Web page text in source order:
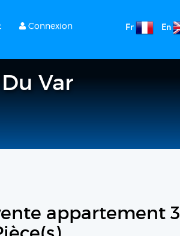
Connexion Fr En
Var
appartement 3